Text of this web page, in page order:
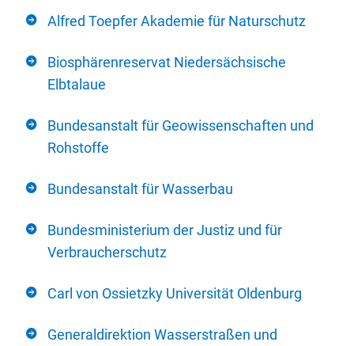
Alfred Toepfer Akademie für Naturschutz
Biosphärenreservat Niedersächsische
Elbtalaue
Bundesanstalt für Geowissenschaften und
Rohstoffe
Bundesanstalt für Wasserbau
Bundesministerium der Justiz und für
Verbraucherschutz
Carl von Ossietzky Universität Oldenburg
Generaldirektion Wasserstraßen und